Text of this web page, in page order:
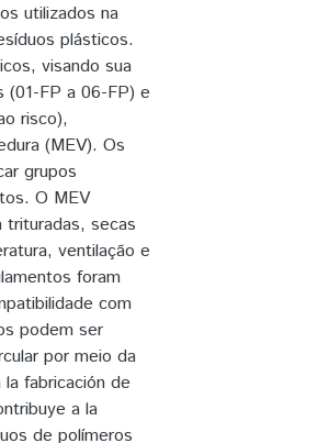
utilizados na
plásticos.
visando sua
(01-FP a 06-FP) e
risco),
(MEV). Os
grupos
O MEV
secas
ventilação e
foram
com
podem ser
por meio da
fabricación de
a la
de polímeros